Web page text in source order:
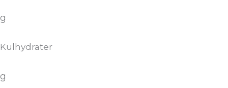
g
Kulhydrater
g